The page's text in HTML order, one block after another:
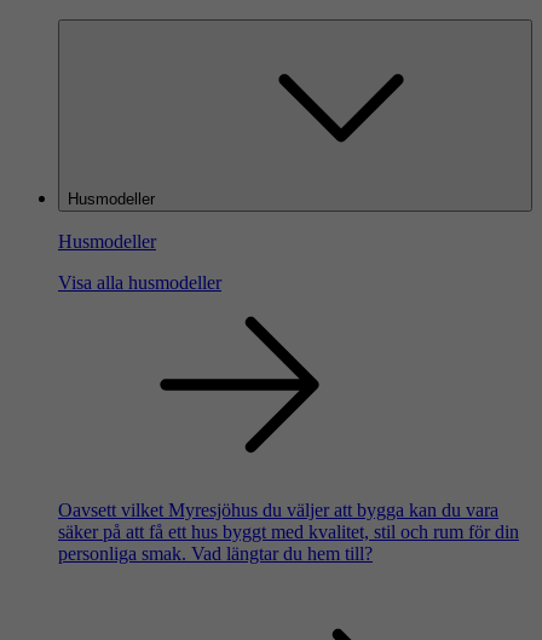
Husmodeller
Husmodeller
Visa alla husmodeller
Oavsett vilket Myresjöhus du väljer att bygga kan du vara
säker på att få ett hus byggt med kvalitet, stil och rum för din
personliga smak. Vad längtar du hem till?